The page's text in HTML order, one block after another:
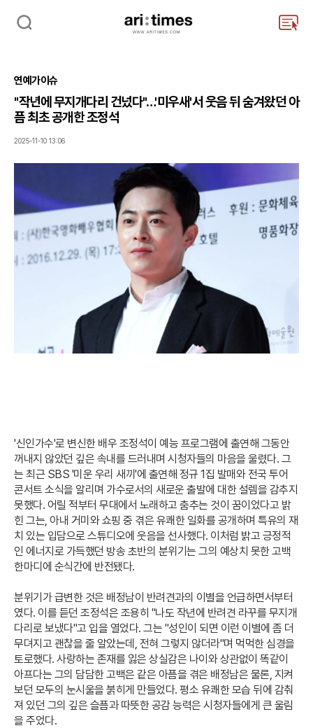
검
주
메
뉴
연예가이슈
"작년에 무지개다리 건넜다"…'미우새'서 웃음 뒤 숨겨왔던 아
픔 최초 공개한 조정석
2025-11-10 13:06
'신인가수'로 변신한 배우 조정석이 예능 프로그램에 출연해 그동안
꺼내지 않았던 깊은 속내를 드러내며 시청자들의 마음을 울렸다. 그
는 최근 SBS '미운 우리 새끼'에 출연해 정규 1집 발매와 전국 투어
콘서트 소식을 알리며 가수로서의 새로운 출발에 대한 설렘을 감추지
못했다. 어릴 적부터 무대에서 노래하고 춤추는 것이 꿈이었다고 밝
힌 그는, 아내 거미와 쇼핑 중 겪은 유쾌한 일화를 공개하며 특유의 재
치 있는 입담으로 스튜디오에 웃음을 선사했다. 이처럼 밝고 긍정적
인 에너지로 가득했던 방송 초반의 분위기는 그의 예상치 못한 고백
한마디에 순식간에 반전됐다.
분위기가 급변한 것은 배정남이 반려견과의 이별을 언급하면서부터
였다. 이를 듣던 조정석은 조용히 "나도 작년에 반려견 라꾸를 무지개
다리로 보냈다"고 입을 열었다. 그는 "성인이 되면 이런 이별에 좀 더
무뎌지고 괜찮을 줄 알았는데, 전혀 그렇지 않더라"며 먹먹한 심경을
토로했다. 사랑하는 존재를 잃은 상실감은 나이와 상관없이 똑같이
아프다는 그의 담담한 고백은 같은 아픔을 겪은 배정남은 물론, 지켜
보던 모두의 눈시울을 붉히게 만들었다. 평소 유쾌한 모습 뒤에 감춰
져 있던 그의 깊은 슬픔과 따뜻한 공감 능력은 시청자들에게 큰 울림
을 주었다.